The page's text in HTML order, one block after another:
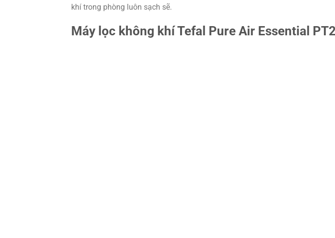
khí trong phòng luôn sạch sẽ.
Máy lọc không khí Tefal Pure Air Essential